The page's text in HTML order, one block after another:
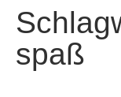
Comics
Colibri Wissen
spaß